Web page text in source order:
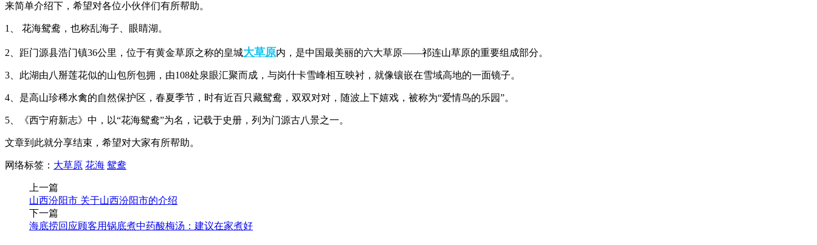
来简单介绍下，希望对各位小伙伴们有所帮助。
1、 花海鸳鸯，也称乱海子、眼睛湖。
2、距门源县浩门镇36公里，位于有黄金草原之称的皇城大草原内，是中国最美丽的六大草原——祁连山草原的重要组成部分。
3、此湖由八掰莲花似的山包所包拥，由108处泉眼汇聚而成，与岗什卡雪峰相互映衬，就像镶嵌在雪域高地的一面镜子。
4、是高山珍稀水禽的自然保护区，春夏季节，时有近百只藏鸳鸯，双双对对，随波上下嬉戏，被称为“爱情鸟的乐园”。
5、《西宁府新志》中，以“花海鸳鸯”为名，记载于史册，列为门源古八景之一。
文章到此就分享结束，希望对大家有所帮助。
网络标签： 大草原 花海 鸳鸯
上一篇
山西汾阳市 关于山西汾阳市的介绍
下一篇
海底捞回应顾客用锅底煮中药酸梅汤：建议在家煮好